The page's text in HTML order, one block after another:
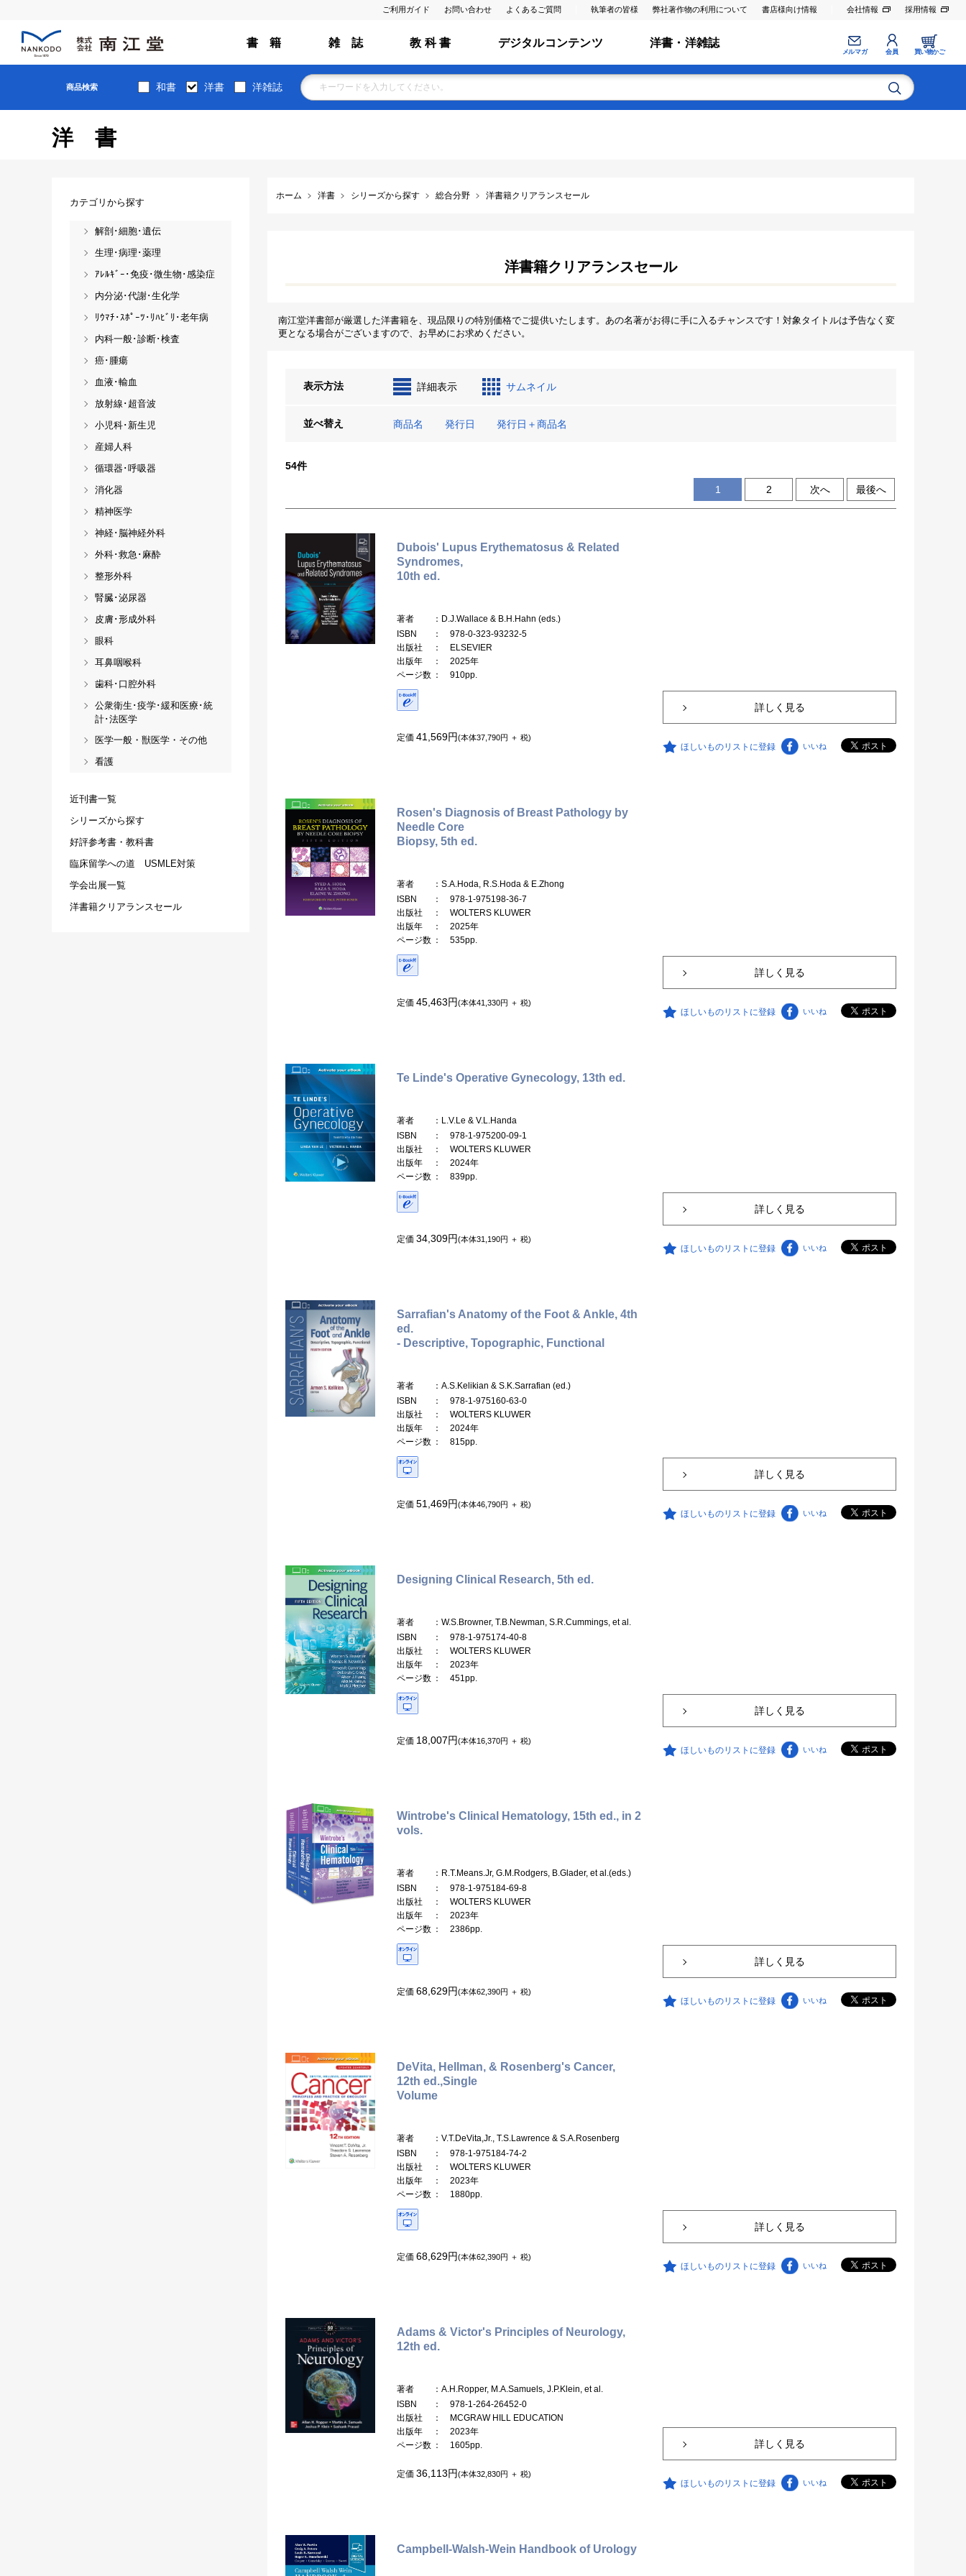
ご利用ガイド お問い合わせ よくあるご質問 執筆者の皆様 弊社著作物の利用について 書店様向け情報 会社情報 採用情報
書 籍 雑 誌 教 科 書 デジタルコンテンツ 洋書・洋雑誌
メルマガ 会員 買い物かご
商品検索 和書 洋書 洋雑誌
洋書
ホーム 洋書 シリーズから探す 総合分野 洋書籍クリアランスセール
洋書籍クリアランスセール
南江堂洋書部が厳選した洋書籍を、現品限りの特別価格でご提供いたします。あの名著がお得に手に入るチャンスです！対象タイトルは予告なく変
更となる場合がございますので、お早めにお求めください。
表示方法 詳細表示 サムネイル
並べ替え 商品名 発行日 発行日＋商品名
54件
1 2 次へ 最後へ
Dubois' Lupus Erythematosus & Related
Syndromes,
10th ed.
著者
：D.J.Wallace & B.H.Hahn (eds.)
ISBN
： 978-0-323-93232-5
出版社
： ELSEVIER
出版年
： 2025年
ページ数 ： 910pp.
定価 41,569円(本体37,790円 ＋ 税)
詳しく見る
ほしいものリストに登録 いいね
Rosen's Diagnosis of Breast Pathology by
Needle Core
Biopsy, 5th ed.
著者
：S.A.Hoda, R.S.Hoda & E.Zhong
ISBN
： 978-1-975198-36-7
出版社
： WOLTERS KLUWER
出版年
： 2025年
ページ数 ： 535pp.
定価 45,463円(本体41,330円 ＋ 税)
詳しく見る
ほしいものリストに登録 いいね
Te Linde's Operative Gynecology, 13th ed.
著者
：L.V.Le & V.L.Handa
ISBN
： 978-1-975200-09-1
出版社
： WOLTERS KLUWER
出版年
： 2024年
ページ数 ： 839pp.
定価 34,309円(本体31,190円 ＋ 税)
詳しく見る
ほしいものリストに登録 いいね
Sarrafian's Anatomy of the Foot & Ankle, 4th
ed.
- Descriptive, Topographic, Functional
著者
：A.S.Kelikian & S.K.Sarrafian (ed.)
ISBN
： 978-1-975160-63-0
出版社
： WOLTERS KLUWER
出版年
： 2024年
ページ数 ： 815pp.
定価 51,469円(本体46,790円 ＋ 税)
詳しく見る
ほしいものリストに登録 いいね
Designing Clinical Research, 5th ed.
著者
：W.S.Browner, T.B.Newman, S.R.Cummings, et al.
ISBN
： 978-1-975174-40-8
出版社
： WOLTERS KLUWER
出版年
： 2023年
ページ数 ： 451pp.
定価 18,007円(本体16,370円 ＋ 税)
詳しく見る
ほしいものリストに登録 いいね
Wintrobe's Clinical Hematology, 15th ed., in 2
vols.
著者
：R.T.Means.Jr, G.M.Rodgers, B.Glader, et al.(eds.)
ISBN
： 978-1-975184-69-8
出版社
： WOLTERS KLUWER
出版年
： 2023年
ページ数 ： 2386pp.
定価 68,629円(本体62,390円 ＋ 税)
詳しく見る
ほしいものリストに登録 いいね
DeVita, Hellman, & Rosenberg's Cancer,
12th ed.,Single
Volume
著者
：V.T.DeVita,Jr., T.S.Lawrence & S.A.Rosenberg
ISBN
： 978-1-975184-74-2
出版社
： WOLTERS KLUWER
出版年
： 2023年
ページ数 ： 1880pp.
定価 68,629円(本体62,390円 ＋ 税)
詳しく見る
ほしいものリストに登録 いいね
Adams & Victor's Principles of Neurology,
12th ed.
著者
：A.H.Ropper, M.A.Samuels, J.P.Klein, et al.
ISBN
： 978-1-264-26452-0
出版社
： MCGRAW HILL EDUCATION
出版年
： 2023年
ページ数 ： 1605pp.
定価 36,113円(本体32,830円 ＋ 税)
詳しく見る
ほしいものリストに登録 いいね
Campbell-Walsh-Wein Handbook of Urology
カテゴリから探す
解剖･細胞･遺伝
生理･病理･薬理
ｱﾚﾙｷﾞｰ･免疫･微生物･感染症
内分泌･代謝･生化学
ﾘｳﾏﾁ･ｽﾎﾟｰﾂ･ﾘﾊﾋﾞﾘ･老年病
内科一般･診断･検査
癌･腫瘍
血液･輸血
放射線･超音波
小児科･新生児
産婦人科
循環器･呼吸器
消化器
精神医学
神経･脳神経外科
外科･救急･麻酔
整形外科
腎臓･泌尿器
皮膚･形成外科
眼科
耳鼻咽喉科
歯科･口腔外科
公衆衛生･疫学･緩和医療･統
計･法医学
医学一般・獣医学・その他
看護
近刊書一覧
シリーズから探す
好評参考書・教科書
臨床留学への道 USMLE対策
学会出展一覧
洋書籍クリアランスセール